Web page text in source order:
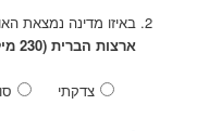
באיזו מדינה נמצאת
ארצות הברית (230 מיליון)
צדקתי